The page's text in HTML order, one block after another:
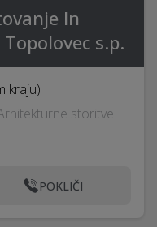
In
s.p.
kraju)
storitve
POKLIČI